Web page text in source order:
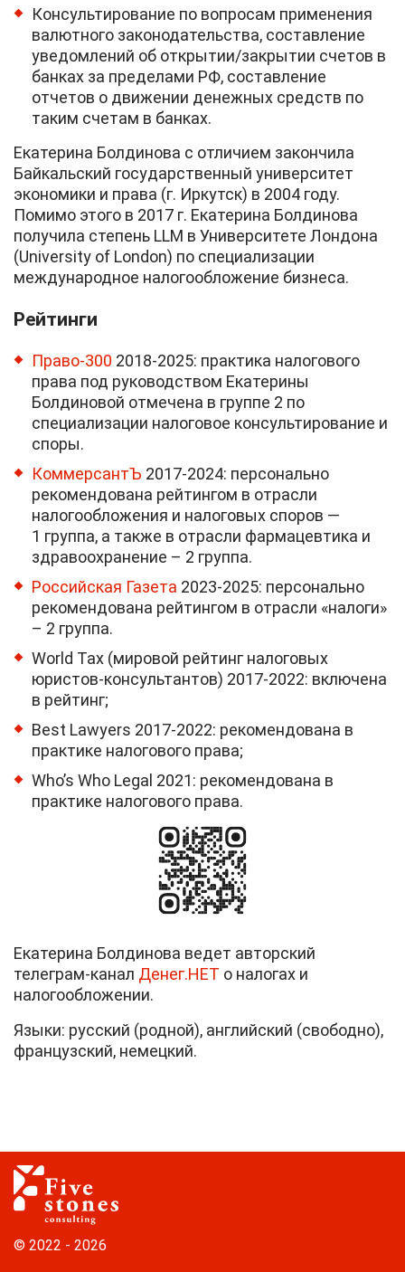
Консультирование по вопросам применения
валютного законодательства, составление
уведомлений об открытии/закрытии счетов в
банках за пределами РФ, составление
отчетов о движении денежных средств по
таким счетам в банках.
Екатерина Болдинова с отличием закончила
Байкальский государственный университет
экономики и права (г. Иркутск) в 2004 году.
Помимо этого в 2017 г. Екатерина Болдинова
получила степень LLM в Университете Лондона
(University of London) по специализации
международное налогообложение бизнеса.
Рейтинги
Право-300 2018-2025: практика налогового
права под руководством Екатерины
Болдиновой отмечена в группе 2 по
специализации налоговое консультирование и
споры.
КоммерсантЪ 2017-2024: персонально
рекомендована рейтингом в отрасли
налогообложения и налоговых споров —
1 группа, а также в отрасли фармацевтика и
здравоохранение – 2 группа.
Российская Газета 2023-2025: персонально
рекомендована рейтингом в отрасли «налоги»
– 2 группа.
World Tax (мировой рейтинг налоговых
юристов-консультантов) 2017-2022: включена
в рейтинг;
Best Lawyers 2017-2022: рекомендована в
практике налогового права;
Who’s Who Legal 2021: рекомендована в
практике налогового права.
Екатерина Болдинова ведет авторский
телеграм-канал Денег.НЕТ о налогах и
налогообложении.
Языки: русский (родной), английский (свободно),
французский, немецкий.
© 2022 - 2026